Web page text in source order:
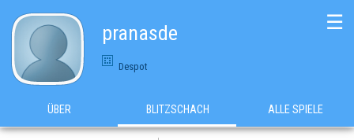
pranasde
Despot
☰
ÜBER BLITZSCHACH ALLE SPIELE